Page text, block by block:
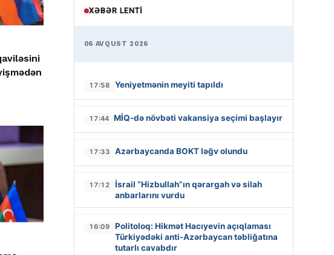
XƏBƏR LENTI
06 AVQUST 2026
17:58 Yeniyetmənin meyiti tapıldı
17:44 MİQ-də növbəti vakansiya seçimi başlayır
17:33 Azərbaycanda BOKT ləğv olundu
17:12
İsrail “Hizbullah”ın qərargah və silah
anbarlarını vurdu
16:09
Politoloq: Hikmət Hacıyevin açıqlaması
Türkiyədəki anti-Azərbaycan təbliğatına
tutarlı cavabdır